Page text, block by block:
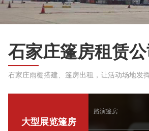
石家庄篷房租赁
石家庄雨棚搭建、篷房出租，让活动场地发
大型展览篷房
路演篷房